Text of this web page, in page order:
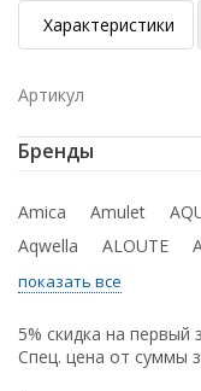
Характеристики
Артикул
Бренды
Amica Amulet
Aqwella
ALOUTE
показать все
5% скидка на первый
Спец. цена от суммы